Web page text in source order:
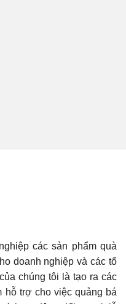
các sản phẩm quà
doanh nghiệp và các tổ
chúng tôi là tạo ra các
hỗ trợ cho việc quảng bá